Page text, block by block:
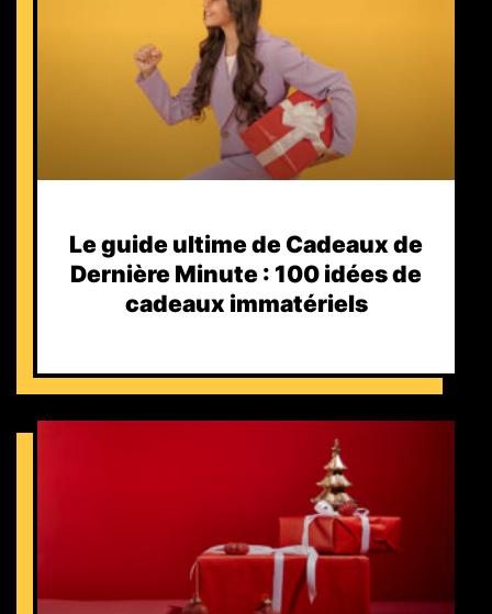
Le guide ultime de Cadeaux de
Dernière Minute : 100 idées de
cadeaux immatériels